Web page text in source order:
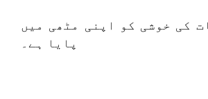
کی خوشی کو اپنی مٹھی میں
پایا ہے۔